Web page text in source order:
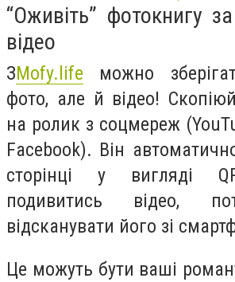
“Оживіть” фотокнигу
відео
ЗMofy.life можно
фото, але й відео!
на ролик з соцмереж
Facebook). Він
сторінці у вигляді
подивитись відео,
відсканувати його зі
Це можуть бути ваші